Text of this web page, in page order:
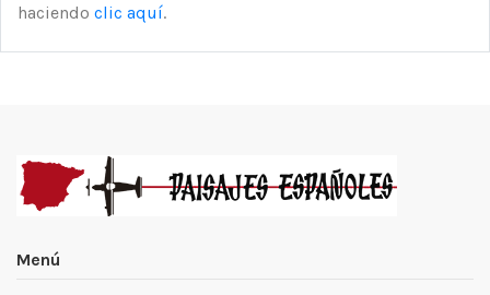
haciendo clic aquí.
Menú